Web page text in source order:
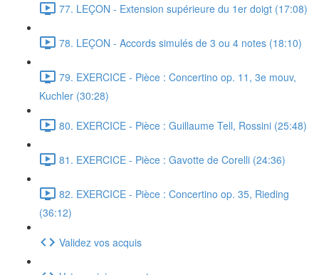
77. LEÇON - Extension supérieure du 1er doigt (17:08)
78. LEÇON - Accords simulés de 3 ou 4 notes (18:10)
79. EXERCICE - Pièce : Concertino op. 11, 3e mouv,
Kuchler (30:28)
80. EXERCICE - Pièce : Guillaume Tell, Rossini (25:48)
81. EXERCICE - Pièce : Gavotte de Corelli (24:36)
82. EXERCICE - Pièce : Concertino op. 35, Rieding
(36:12)
Validez vos acquis